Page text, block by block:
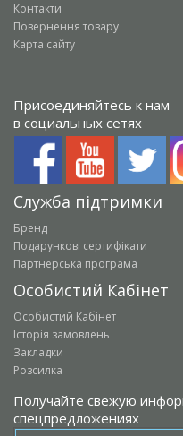
Контакти
Повернення товару
Карта сайту
Присоединяйтесь к нам
в социальных сетях
Служба підтримки
Бренд
Подарункові сертифікати
Партнерська програма
Особистий Кабінет
Особистий Кабінет
Історія замовлень
Закладки
Розсилка
Получайте свежую
спецпредложениях